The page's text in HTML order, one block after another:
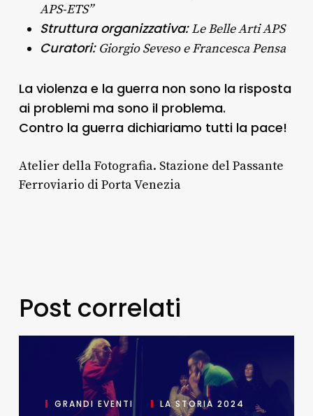
APS-ETS”
Struttura organizzativa:Le Belle Arti APS
Curatori: Giorgio Seveso e Francesca Pensa
La violenza e la guerra non sono la risposta
ai problemi ma sono il problema.
Contro la guerra dichiariamo tutti la pace!
Atelier della Fotografia. Stazione del Passante
Ferroviario di Porta Venezia
Post correlati
GRANDI EVENTI LA STORIA 2024